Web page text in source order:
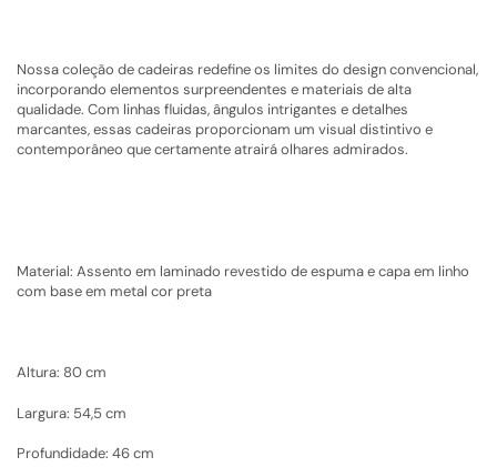
Nossa coleção de cadeiras redefine os limites do design convencional,
incorporando elementos surpreendentes e materiais de alta
qualidade. Com linhas fluidas, ângulos intrigantes e detalhes
marcantes, essas cadeiras proporcionam um visual distintivo e
contemporâneo que certamente atrairá olhares admirados.
Material: Assento em laminado revestido de espuma e capa em linho
com base em metal cor preta
Altura: 80 cm
Largura: 54,5 cm
Profundidade: 46 cm